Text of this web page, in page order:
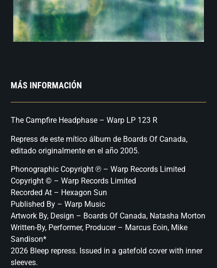
MÁS INFORMACIÓN
The Campfire Headphase – Warp LP 123 R
Repress de este mítico álbum de Boards Of Canada,
editado originalmente en el año 2005.
Phonographic Copyright ℗ – Warp Records Limited
Copyright © – Warp Records Limited
Recorded At – Hexagon Sun
Published By – Warp Music
Artwork By, Design – Boards Of Canada, Natasha Morton
Written-By, Performer, Producer – Marcus Eoin, Mike
Sandison*
2026 Bleep repress. Issued in a gatefold cover with inner
sleeves.